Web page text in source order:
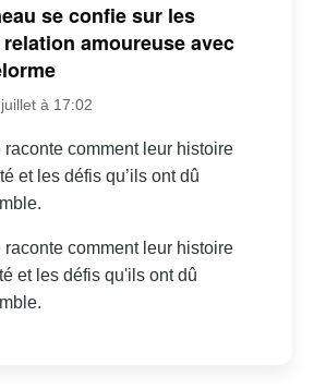
se confie sur les
amoureuse avec
à 17:02
raconte comment leur histoire
et les défis qu’ils ont dû
raconte comment leur histoire
et les défis qu'ils ont dû